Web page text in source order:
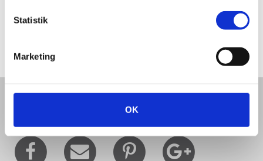
Statistik
Marketing
OK
mellem Nørremøllevej og Gl. Aalborgvej, hvor alle vejene
er opkaldt efter de gamle nordiske guder eller har navne
Del denne artikel med andre: